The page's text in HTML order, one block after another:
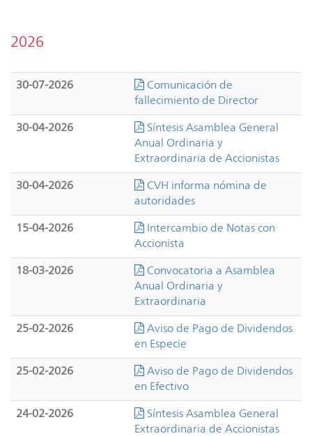
2026
30-07-2026
Comunicación de
fallecimiento de Director
30-04-2026
Síntesis Asamblea General
Anual Ordinaria y
Extraordinaria de Accionistas
30-04-2026
CVH informa nómina de
autoridades
15-04-2026
Intercambio de Notas con
Accionista
18-03-2026
Convocatoria a Asamblea
Anual Ordinaria y
Extraordinaria
25-02-2026
Aviso de Pago de Dividendos
en Especie
25-02-2026
Aviso de Pago de Dividendos
en Efectivo
24-02-2026
Síntesis Asamblea General
Extraordinaria de Accionistas